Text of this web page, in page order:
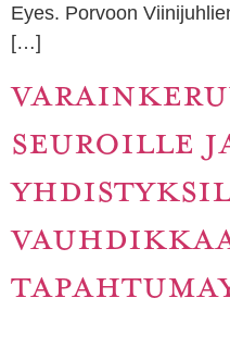
Eyes. Porvoon
[…]
SEUROILLE